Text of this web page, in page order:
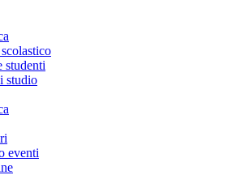
studenti
studio
eventi